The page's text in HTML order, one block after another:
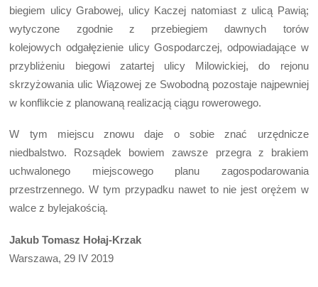
biegiem ulicy Grabowej, ulicy Kaczej natomiast z ulicą Pawią;
wytyczone zgodnie z przebiegiem dawnych torów
kolejowych odgałęzienie ulicy Gospodarczej, odpowiadające w
przybliżeniu biegowi zatartej ulicy Milowickiej, do rejonu
skrzyżowania ulic Wiązowej ze Swobodną pozostaje najpewniej
w konflikcie z planowaną realizacją ciągu rowerowego.
W tym miejscu znowu daje o sobie znać urzędnicze
niedbalstwo. Rozsądek bowiem zawsze przegra z brakiem
uchwalonego miejscowego planu zagospodarowania
przestrzennego. W tym przypadku nawet to nie jest orężem w
walce z bylejakością.
Jakub Tomasz Hołaj-Krzak
Warszawa, 29 IV 2019